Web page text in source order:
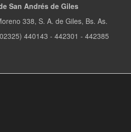
San Andrés de Giles
338, S. A. de Giles, Bs. As.
440143 - 442301 - 442385